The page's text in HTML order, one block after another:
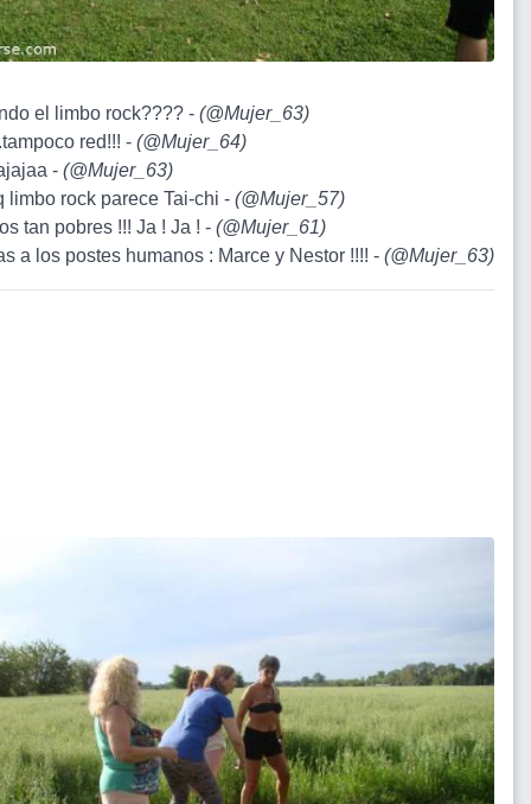
el limbo rock???? - (@Mujer_63)
red!!! - (@Mujer_64)
- (@Mujer_63)
limbo rock parece Tai-chi - (@Mujer_57)
tan pobres !!! Ja ! Ja ! - (@Mujer_61)
a los postes humanos : Marce y Nestor !!!! - (@Mujer_63)